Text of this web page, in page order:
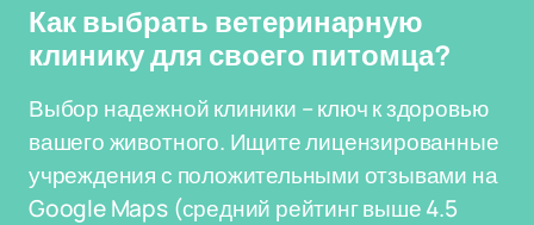
Как выбрать ветеринарную
клинику для своего питомца?
Выбор надежной клиники – ключ к здоровью
вашего животного. Ищите лицензированные
учреждения с положительными отзывами на
Google Maps (средний рейтинг выше 4.5